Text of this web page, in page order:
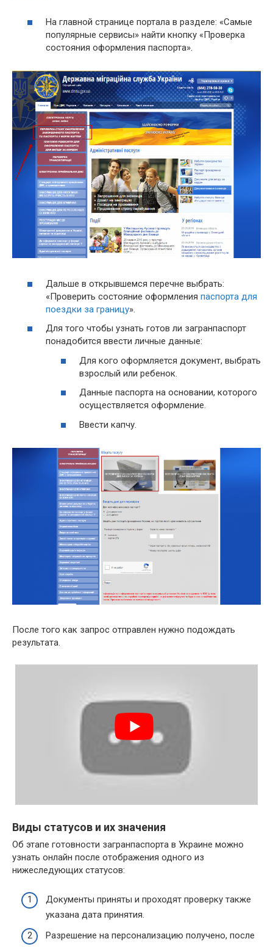
На главной странице портала в разделе: «Самые
популярные сервисы» найти кнопку «Проверка
состояния оформления паспорта».
Дальше в открывшемся перечне выбрать:
«Проверить состояние оформления паспорта для
поездки за границу».
Для того чтобы узнать готов ли загранпаспорт
понадобится ввести личные данные:
Для кого оформляется документ, выбрать
взрослый или ребенок.
Данные паспорта на основании, которого
осуществляется оформление.
Ввести капчу.
После того как запрос отправлен нужно подождать
результата.
Виды статусов и их значения
Об этапе готовности загранпаспорта в Украине можно
узнать онлайн после отображения одного из
нижеследующих статусов:
Документы приняты и проходят проверку также
указана дата принятия.
Разрешение на персонализацию получено, после